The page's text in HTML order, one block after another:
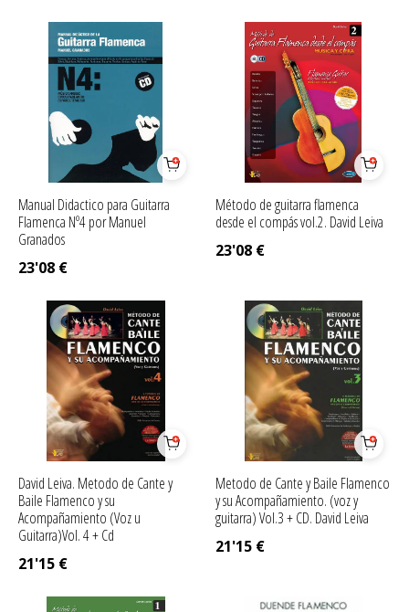
Manual Didactico para Guitarra
Flamenca Nº4 por Manuel
Granados
23'08 €
Método de guitarra flamenca
desde el compás vol.2. David Leiva
23'08 €
David Leiva. Metodo de Cante y
Baile Flamenco y su
Acompañamiento (Voz u
Guitarra)Vol. 4 + Cd
21'15 €
Metodo de Cante y Baile Flamenco
y su Acompañamiento. (voz y
guitarra) Vol.3 + CD. David Leiva
21'15 €